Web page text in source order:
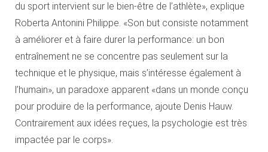
du sport intervient sur le bien-être de l’athlète», explique
Roberta Antonini Philippe. «Son but consiste notamment
à améliorer et à faire durer la performance: un bon
entraînement ne se concentre pas seulement sur la
technique et le physique, mais s’intéresse également à
l’humain», un paradoxe apparent «dans un monde conçu
pour produire de la performance, ajoute Denis Hauw.
Contrairement aux idées reçues, la psychologie est très
impactée par le corps».